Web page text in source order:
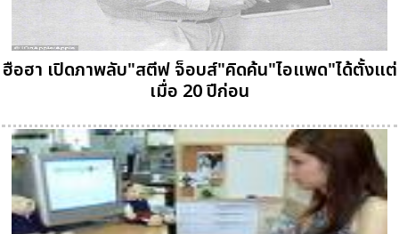
ฮือฮา เปิดภาพลับ"สตีฟ จ็อบส์"คิดค้น"ไอแพด"ได้ตั้งแต่
เมื่อ 20 ปีก่อน